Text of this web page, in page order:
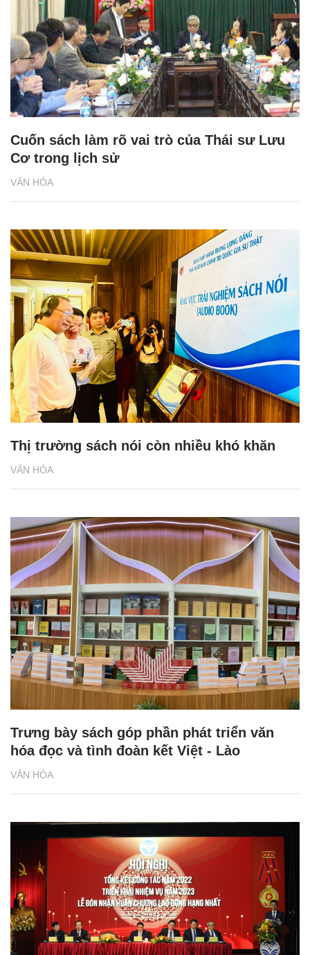
VĂN HÓA
Cuốn sách làm rõ vai trò của Thái sư Lưu
Cơ trong lịch sử
VĂN HÓA
Thị trường sách nói còn nhiều khó khăn
VĂN HÓA
Trưng bày sách góp phần phát triển văn
hóa đọc và tình đoàn kết Việt - Lào